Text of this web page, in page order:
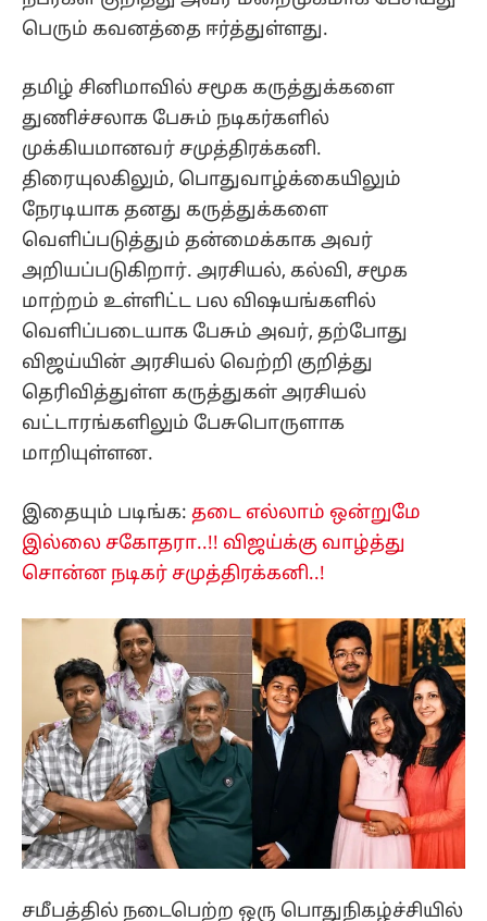
பெரும் கவனத்தை ஈர்த்துள்ளது.
தமிழ் சினிமாவில் சமூக கருத்துக்களை
துணிச்சலாக பேசும் நடிகர்களில்
முக்கியமானவர் சமுத்திரக்கனி.
திரையுலகிலும், பொதுவாழ்க்கையிலும்
நேரடியாக தனது கருத்துக்களை
வெளிப்படுத்தும் தன்மைக்காக அவர்
அறியப்படுகிறார். அரசியல், கல்வி, சமூக
மாற்றம் உள்ளிட்ட பல விஷயங்களில்
வெளிப்படையாக பேசும் அவர், தற்போது
விஜய்யின் அரசியல் வெற்றி குறித்து
தெரிவித்துள்ள கருத்துகள் அரசியல்
வட்டாரங்களிலும் பேசுபொருளாக
மாறியுள்ளன.
இதையும் படிங்க: தடை எல்லாம் ஒன்றுமே
இல்லை சகோதரா..!! விஜய்க்கு வாழ்த்து
சொன்ன நடிகர் சமுத்திரக்கனி..!
சமீபத்தில் நடைபெற்ற ஒரு பொதுநிகழ்ச்சியில்